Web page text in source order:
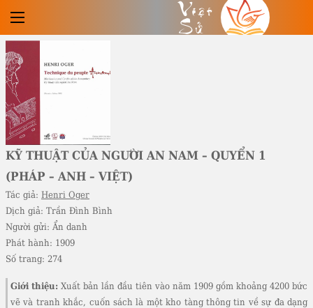
Việt
Sử
KỸ THUẬT CỦA NGƯỜI AN NAM – QUYỂN 1
(PHÁP – ANH – VIỆT)
Tác giả: Henri Oger
Dịch giả: Trần Đình Bình
Người gửi: Ẩn danh
Phát hành: 1909
Số trang: 274
Giới thiệu: Xuất bản lần đầu tiên vào năm 1909 gồm khoảng 4200 bức
vẽ và tranh khắc, cuốn sách là một kho tàng thông tin về sự đa dạng